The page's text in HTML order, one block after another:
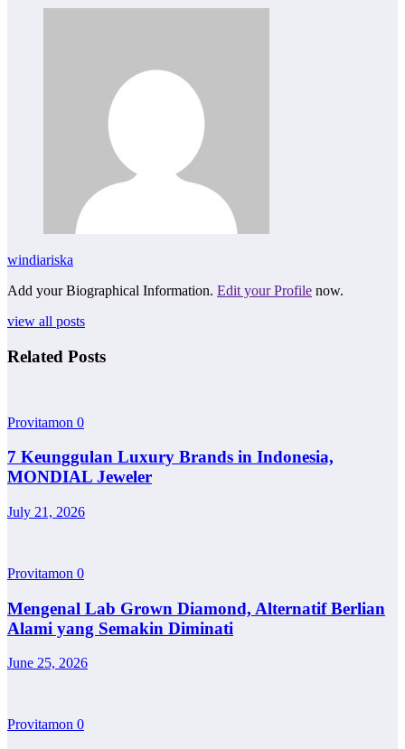
windiariska
Add your Biographical Information. Edit your Profile now.
view all posts
Related Posts
Provitamon 0
7 Keunggulan Luxury Brands in Indonesia,
MONDIAL Jeweler
July 21, 2026
Provitamon 0
Mengenal Lab Grown Diamond, Alternatif Berlian
Alami yang Semakin Diminati
June 25, 2026
Provitamon 0